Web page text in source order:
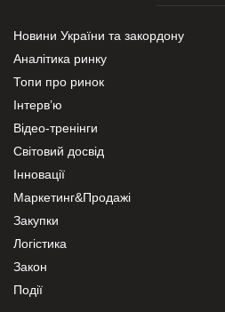
Новини України та закордону
Аналітика ринку
Топи про ринок
Інтерв’ю
Відео-тренінги
Світовий досвід
Інновації
Маркетинг&Продажі
Закупки
Логістика
Закон
Події